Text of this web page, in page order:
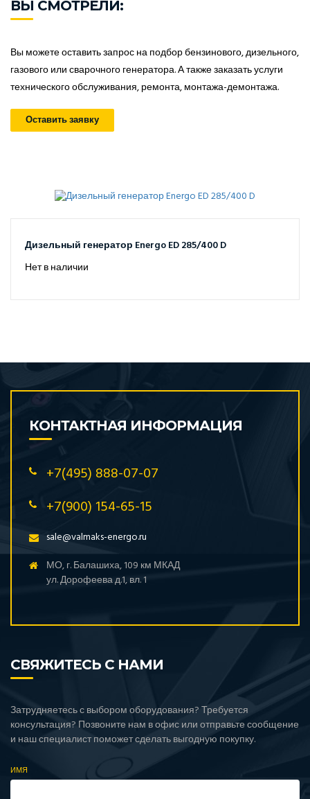
ВЫ СМОТРЕЛИ:
Вы можете оставить запрос на подбор бензинового, дизельного,
газового или сварочного генератора. А также заказать услуги
технического обслуживания, ремонта, монтажа-демонтажа.
Оставить заявку
Дизельный генератор Energo ED 285/400 D
Нет в наличии
КОНТАКТНАЯ ИНФОРМАЦИЯ
+7(495) 888-07-07
+7(900) 154-65-15
sale@valmaks-energo.ru
МО, г. Балашиха, 109 км МКАД
ул. Дорофеева д.1, вл. 1
СВЯЖИТЕСЬ С НАМИ
Затрудняетесь с выбором оборудования? Требуется
консультация? Позвоните нам в офис или отправьте сообщение
и наш специалист поможет сделать выгодную покупку.
ИМЯ